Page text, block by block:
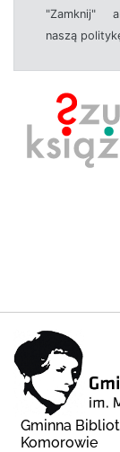
"Zamknij"
naszą
Gminna
Komorowie